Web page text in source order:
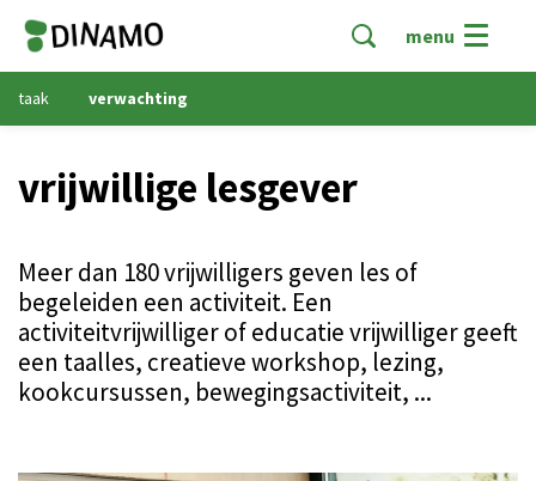
menu
taak verwachting
vrijwillige lesgever
Meer dan 180 vrijwilligers geven les of
begeleiden een activiteit. Een
activiteitvrijwilliger of educatie vrijwilliger geeft
een taalles, creatieve workshop, lezing,
kookcursussen, bewegingsactiviteit, ...